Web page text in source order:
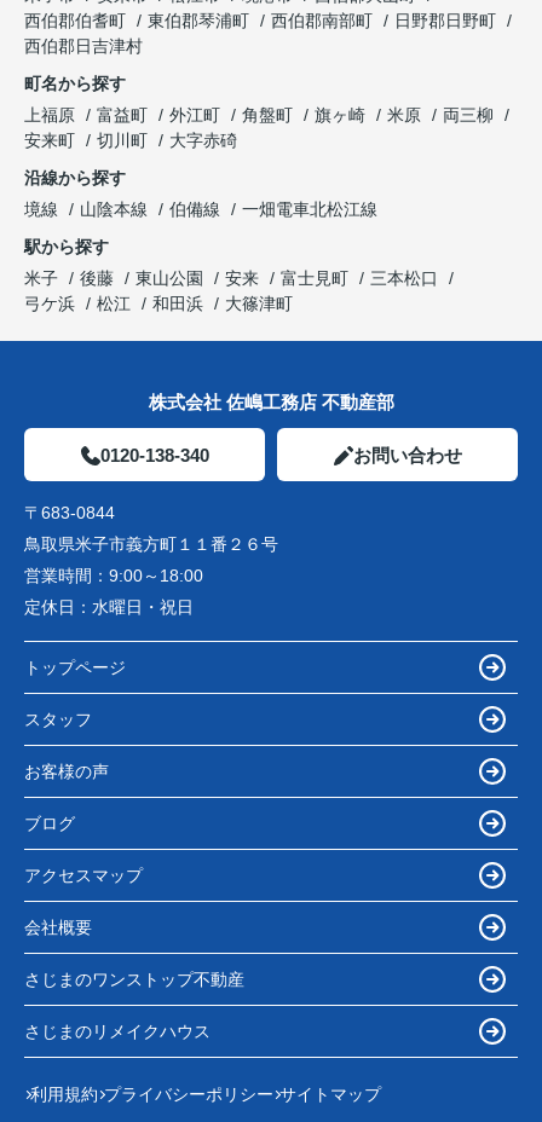
西伯郡伯耆町
東伯郡琴浦町 西伯郡南部町
日野郡日野町
西伯郡日吉津村
町名から探す
上福原
富益町 外江町 角盤町 旗ヶ崎 米原
両三柳
安来町
切川町
大字赤碕
沿線から探す
境線
山陰本線 伯備線
一畑電車北松江線
駅から探す
米子
後藤 東山公園 安来 富士見町
三本松口
弓ケ浜
松江 和田浜 大篠津町
株式会社 佐嶋工務店 不動産部
0120-138-340 お問い合わせ
〒683-0844
鳥取県米子市義方町１１番２６号
営業時間： 9:00～18:00
定休日： 水曜日・祝日
トップページ
スタッフ
お客様の声
ブログ
アクセスマップ
会社概要
さじまのワンストップ不動産
さじまのリメイクハウス
利用規約 プライバシーポリシー サイトマップ